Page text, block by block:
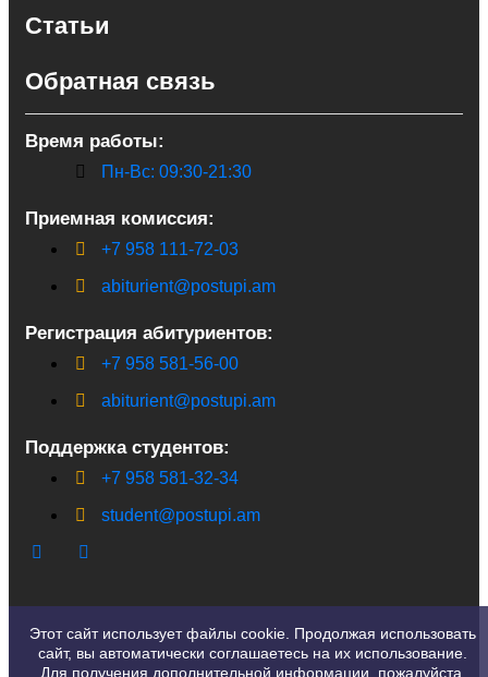
Статьи
Обратная связь
Время работы:
Пн-Вс: 09:30-21:30
Приемная комиссия:
+7 958 111-72-03
abiturient@postupi.am
Регистрация абитуриентов:
+7 958 581-56-00
abiturient@postupi.am
Поддержка студентов:
+7 958 581-32-34
student@postupi.am
Этот сайт использует файлы cookie. Продолжая использовать
сайт, вы автоматически соглашаетесь на их использование.
Для получения дополнительной информации, пожалуйста,